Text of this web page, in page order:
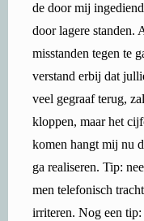
de door mij
door lagere standen.
misstanden tegen te
verstand erbij dat
veel gegraaf terug,
kloppen, maar het
komen hangt mij nu
ga realiseren. Tip:
men telefonisch
irriteren. Nog een